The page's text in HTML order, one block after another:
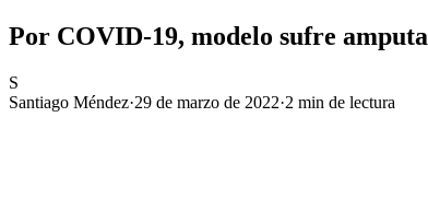
Por COVID-19, modelo sufre
S
Santiago Méndez·29 de marzo de 2022·2 min de lectura